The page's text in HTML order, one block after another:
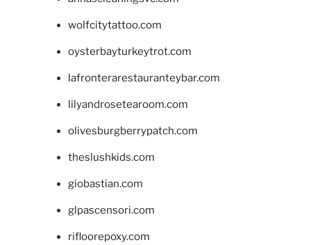
wolfcitytattoo.com
oysterbayturkeytrot.com
lafronterarestauranteybar.com
lilyandrosetearoom.com
olivesburgberrypatch.com
theslushkids.com
giobastian.com
glpascensori.com
rifloorepoxy.com